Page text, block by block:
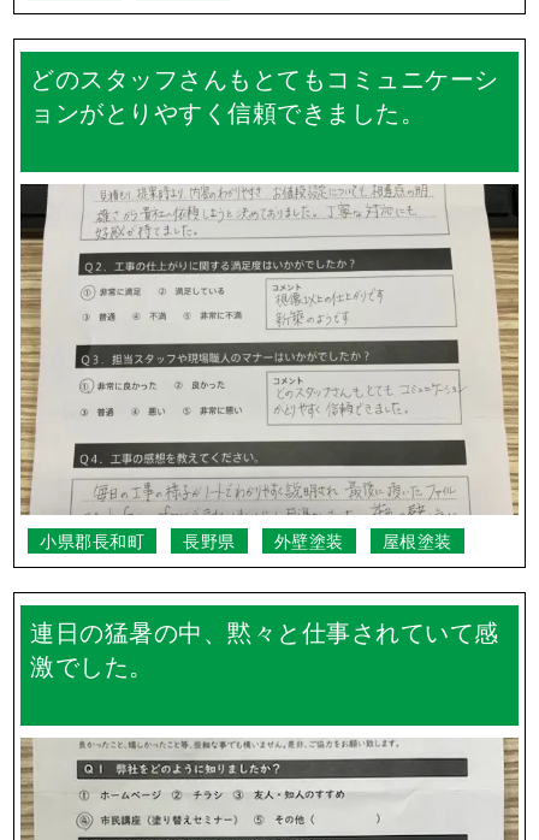
どのスタッフさんもとてもコミュニケーシ
ョンがとりやすく信頼できました。
小県郡長和町 長野県 外壁塗装 屋根塗装
連日の猛暑の中、黙々と仕事されていて感
激でした。